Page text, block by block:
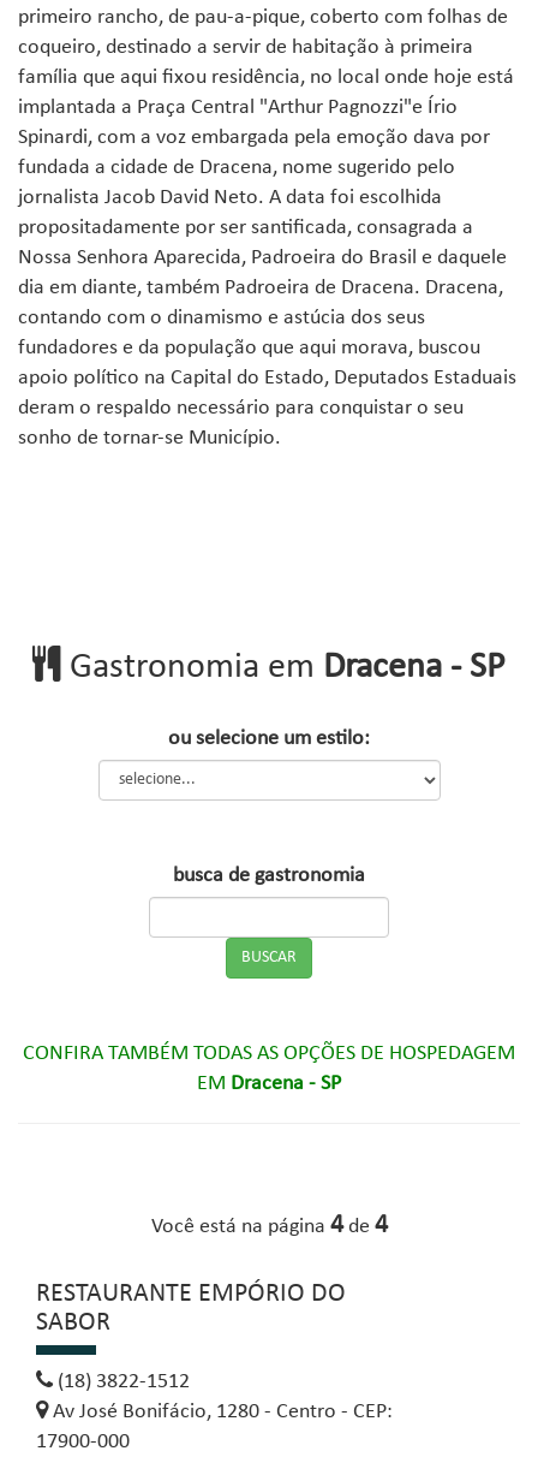
primeiro rancho, de pau-a-pique, coberto com folhas de
coqueiro, destinado a servir de habitação à primeira
família que aqui fixou residência, no local onde hoje está
implantada a Praça Central "Arthur Pagnozzi"e Írio
Spinardi, com a voz embargada pela emoção dava por
fundada a cidade de Dracena, nome sugerido pelo
jornalista Jacob David Neto. A data foi escolhida
propositadamente por ser santificada, consagrada a
Nossa Senhora Aparecida, Padroeira do Brasil e daquele
dia em diante, também Padroeira de Dracena. Dracena,
contando com o dinamismo e astúcia dos seus
fundadores e da população que aqui morava, buscou
apoio político na Capital do Estado, Deputados Estaduais
deram o respaldo necessário para conquistar o seu
sonho de tornar-se Município.
Gastronomia em Dracena - SP
ou selecione um estilo:
busca de gastronomia
CONFIRA TAMBÉM TODAS AS OPÇÕES DE HOSPEDAGEM
EM Dracena - SP
Você está na página 4de 4
RESTAURANTE EMPÓRIO DO
SABOR
(18) 3822-1512
Av José Bonifácio, 1280 - Centro - CEP:
17900-000